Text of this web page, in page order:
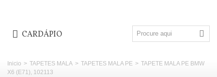
CARDÁPIO
Inicio > TAPETES MALA > TAPETES MALA PE > TAPETE MALA PE BMW
X6 (E71), 102113